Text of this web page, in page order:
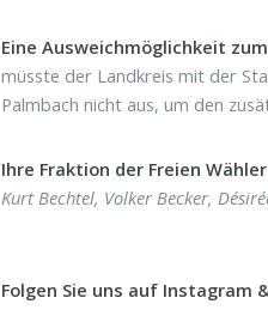
Eine Ausweichmöglichkeit
müsste der Landkreis mit der
Palmbach nicht aus, um den
Ihre Fraktion der Freien
Kurt Bechtel, Volker Becker,
Folgen Sie uns auf Instagram